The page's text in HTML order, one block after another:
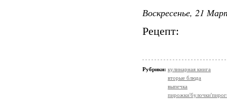
Воскресенье, 21
Рецепт:
Рубрики: кулинарная книга
вторые блюда
выпечка